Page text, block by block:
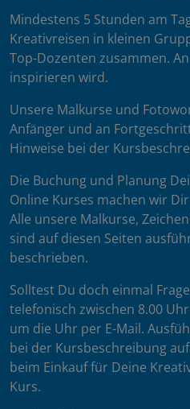
Mindestens 5 Stunden am
Kreativreisen in kleinen
Top-Dozenten zusammen.
inspirieren wird.
Unsere Malkurse und
Anfänger und an
Hinweise bei der
Die Buchung und Planung
Online Kurses machen wir
Alle unsere Malkurse,
sind auf diesen Seiten
beschrieben.
Solltest Du doch einmal
telefonisch zwischen 8.00
um die Uhr per E-Mail.
bei der Kursbeschreibung
beim Einkauf für Deine
Kurs.